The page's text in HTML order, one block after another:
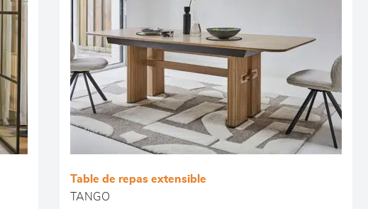
Table de repas extensible
TANGO